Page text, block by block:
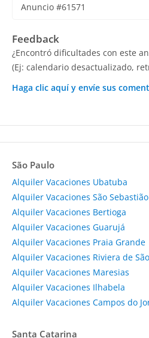
Anuncio #61571
Feedback
¿Encontró dificultades con este
(Ej: calendario desactualizado,
Haga clic aquí y envíe sus
São Paulo
Alquiler Vacaciones Ubatuba
Alquiler Vacaciones São Sebastião
Alquiler Vacaciones Bertioga
Alquiler Vacaciones Guarujá
Alquiler Vacaciones Praia Grande
Alquiler Vacaciones Riviera de
Alquiler Vacaciones Maresias
Alquiler Vacaciones Ilhabela
Alquiler Vacaciones Campos do
Santa Catarina